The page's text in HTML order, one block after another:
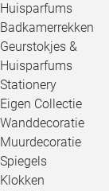
Huisparfums
Badkamerrekken
Geurstokjes &
Huisparfums
Stationery
Eigen Collectie
Wanddecoratie
Muurdecoratie
Spiegels
Klokken